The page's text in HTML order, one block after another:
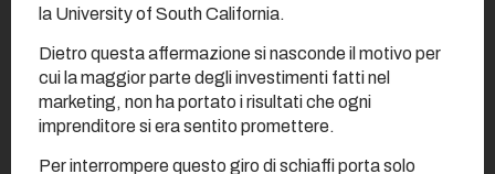
la University of South California.
Dietro questa affermazione si nasconde il motivo per
cui la maggior parte degli investimenti fatti nel
marketing, non ha portato i risultati che ogni
imprenditore si era sentito promettere.
Per interrompere questo giro di schiaffi porta solo